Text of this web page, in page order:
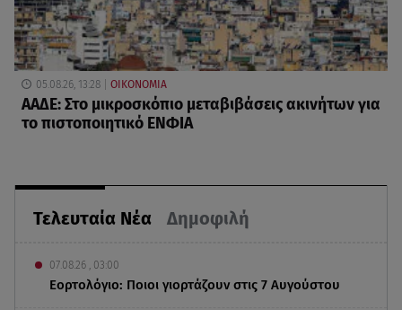
Τελευταία Νέα Δημοφιλή
07.08.26 , 03:00
Εορτολόγιο: Ποιοι γιορτάζουν στις 7 Αυγούστου
05.08.26, 13:28 ΟΙΚΟΝΟΜΙΑ
ΑΑΔΕ: Στο μικροσκόπιο μεταβιβάσεις ακινήτων για
το πιστοποιητικό ΕΝΦΙΑ